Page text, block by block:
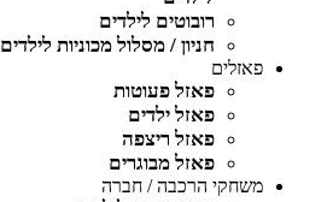
רובוטים לילדים
חניון / מסלול מכוניות לילדים
פאזלים
פאזל פעוטות
פאזל ילדים
פאזל ריצפה
פאזל מבוגרים
משחקי הרכבה / חברה